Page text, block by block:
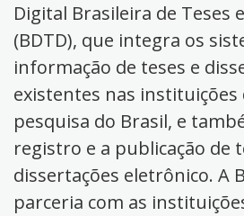
Digital Brasileira de Teses
(BDTD), que integra os
informação de teses e
existentes nas instituições
pesquisa do Brasil, e
registro e a publicação de
dissertações eletrônico. A
parceria com as